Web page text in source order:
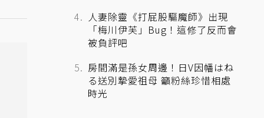
人妻除靈《打屁股驅魔師》出現
「梅川伊芙」Bug！這修了反而會
被負評吧
房間滿是孫女周邊！日V因幡はね
る送別摯愛祖母 籲粉絲珍惜相處
時光